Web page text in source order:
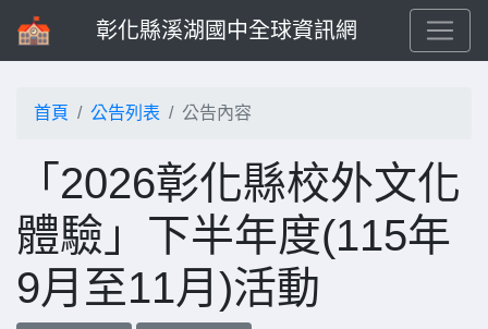
彰化縣溪湖國中全球資訊網
首頁 公告列表 公告內容
「2026彰化縣校外文化
體驗」下半年度(115年
9月至11月)活動